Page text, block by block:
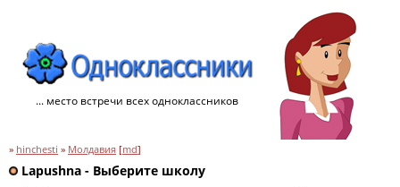
... место встречи всех одноклассников
» hinchesti » Молдавия [md]
Lapushna - Выберите школу